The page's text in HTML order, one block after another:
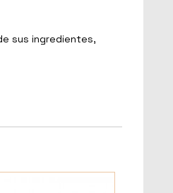
sus ingredientes,